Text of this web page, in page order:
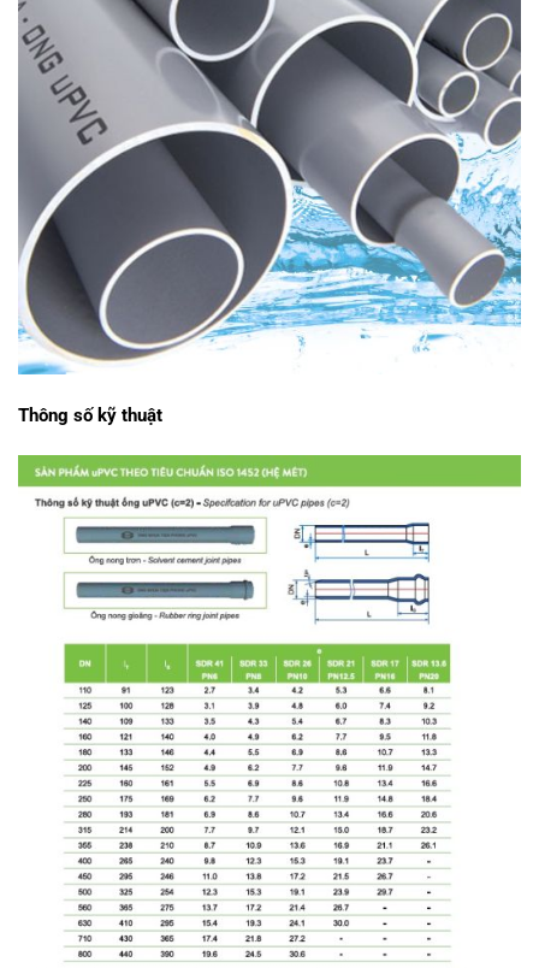
Thông số kỹ thuật